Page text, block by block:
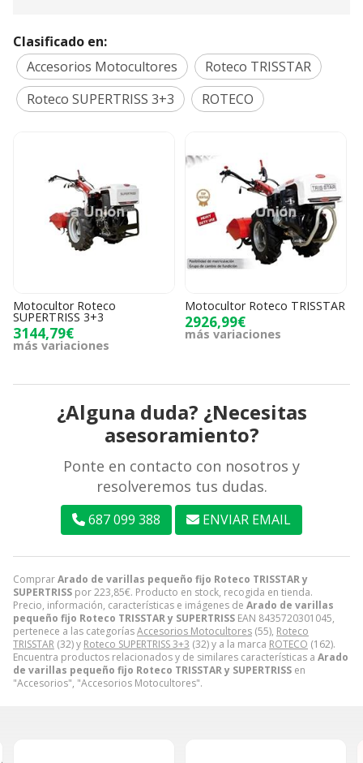
ComprarArado de varillas pequeño fijo Roteco TRISSTAR y
SUPERTRISS por223,85€. Producto en stock, recogida en tienda.
Precio, información, características e imágenes de Arado de varillas
pequeño fijo Roteco TRISSTAR y SUPERTRISS EAN 8435720301045,
pertenece a las categoríasAccesorios Motocultores (55), Roteco
TRISSTAR (32) y Roteco SUPERTRISS 3+3 (32) y a la marca ROTECO (162).
Encuentra productos relacionados y de similares características a Arado
de varillas pequeño fijo Roteco TRISSTAR y SUPERTRISS en
"Accesorios", "Accesorios Motocultores".
Clasificado en:
Accesorios Motocultores
Roteco TRISSTAR
Roteco SUPERTRISS 3+3
ROTECO
Motocultor Roteco
SUPERTRISS 3+3
3144,79€
más variaciones
Motocultor Roteco TRISSTAR
2926,99€
más variaciones
¿Alguna duda? ¿Necesitas
asesoramiento?
Ponte en contacto con nosotros y
resolveremos tus dudas.
687 099 388 ENVIAR EMAIL